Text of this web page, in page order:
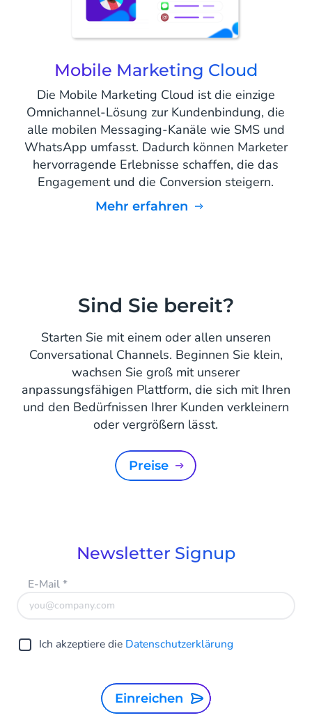
Mobile Marketing Cloud
Die Mobile Marketing Cloud ist die einzige
Omnichannel-Lösung zur Kundenbindung, die
alle mobilen Messaging-Kanäle wie SMS und
WhatsApp umfasst. Dadurch können Marketer
hervorragende Erlebnisse schaffen, die das
Engagement und die Conversion steigern.
mehr erfahren
Sind Sie bereit?
Starten Sie mit einem oder allen unseren
Conversational Channels. Beginnen Sie klein,
wachsen Sie groß mit unserer
anpassungsfähigen Plattform, die sich mit Ihren
und den Bedürfnissen Ihrer Kunden verkleinern
oder vergrößern lässt.
Preise
Newsletter Signup
E-Mail*
Ich akzeptiere die Datenschutzerklärung
Einreichen